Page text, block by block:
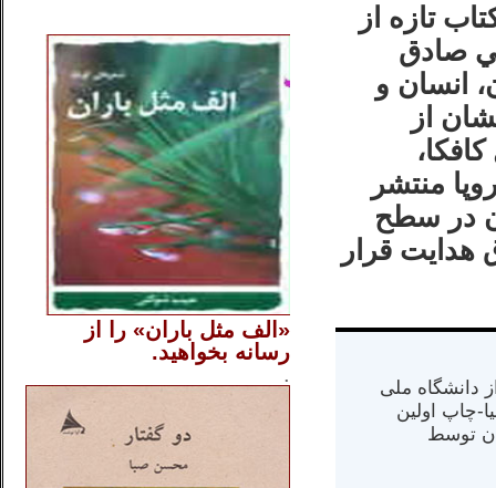
تازه از
صادق
انسان و
از
منتشر
در سطح
هدايت قرار
از دانشگاه ملی
در کالیفرنیا-چاپ اولین
در سال ۱۳۸۴ در ایران توسط
«الف مثل باران» را از
رسانه بخواهید.
.